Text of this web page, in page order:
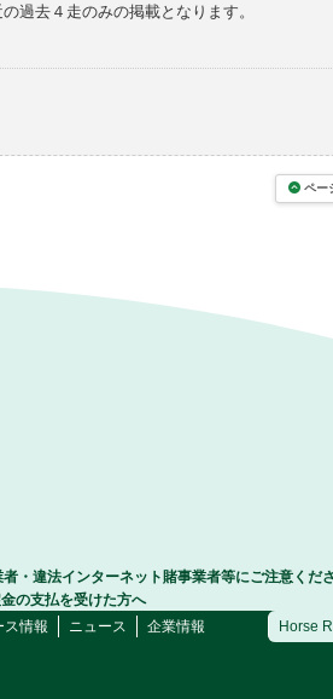
過去４走のみの掲載となります。
ペー
・違法インターネット賭事業者等にご注意くだ
の支払を受けた方へ
ス情報 ニュース 企業情報 Horse